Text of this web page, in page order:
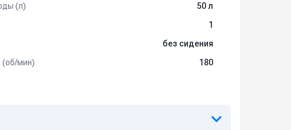
(л)
50 л
1
без сидения
мин)
180